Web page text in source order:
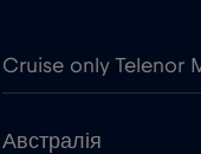
Cruise only Telenor
Австралія